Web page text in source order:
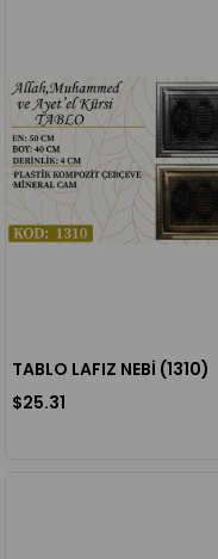
TABLO LAFIZ NEBİ (1310)
$25.31